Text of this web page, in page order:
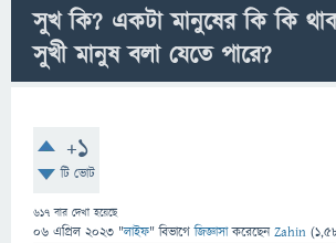
সুখ কি? একটা মানুষের কি কি
সুখী মানুষ বলা যেতে পারে?
+1
টি ভোট
617 বার দেখা হয়েছে
06 এপ্রিল 2023 "লাইফ" বিভাগে জিজ্ঞাসাকরেছেনZahin (